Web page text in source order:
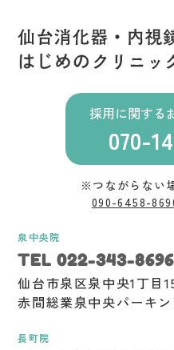
採用に関する
070-
※つながらない
090-6458-
泉中央院
TEL 022-343-8696
仙台市泉区泉中央1丁目
赤間総業泉中央パーキ
長町院